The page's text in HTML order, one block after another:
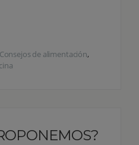
Consejos de alimentación,